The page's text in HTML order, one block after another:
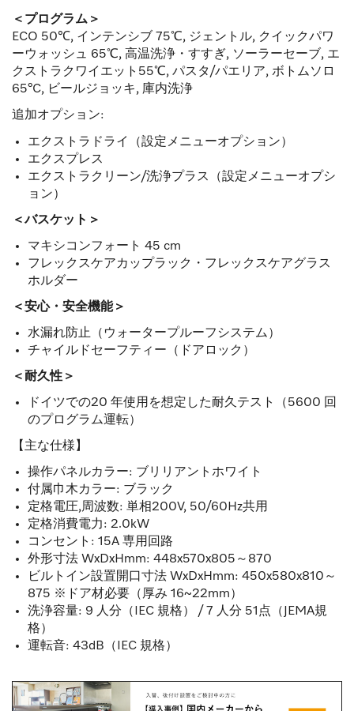
＜プログラム＞
ECO 50℃, インテンシブ 75℃, ジェントル, クイックパワ
ーウォッシュ 65℃, 高温洗浄・すすぎ, ソーラーセーブ, エ
クストラクワイエット55℃, パスタ/パエリア, ボトムソロ
65°C, ビールジョッキ, 庫内洗浄
追加オプション:
エクストラドライ（設定メニューオプション）
エクスプレス
エクストラクリーン/洗浄プラス（設定メニューオプシ
ョン）
＜バスケット＞
マキシコンフォート 45 cm
フレックスケアカップラック・フレックスケアグラス
ホルダー
＜安心・安全機能＞
水漏れ防止（ウォータープルーフシステム）
チャイルドセーフティー（ドアロック）
＜耐久性＞
ドイツでの20 年使用を想定した耐久テスト（5600 回
のプログラム運転）
【主な仕様】
操作パネルカラー: ブリリアントホワイト
付属巾木カラー: ブラック
定格電圧,周波数: 単相200V, 50/60Hz共用
定格消費電力: 2.0kW
コンセント: 15A 専用回路
外形寸法 WxDxHmm: 448x570x805～870
ビルトイン設置開口寸法 WxDxHmm: 450x580x810～
875 ※ドア材必要（厚み 16~22mm）
洗浄容量: 9 人分（IEC 規格） / 7 人分 51点（JEMA規
格）
運転音: 43dB（IEC 規格）